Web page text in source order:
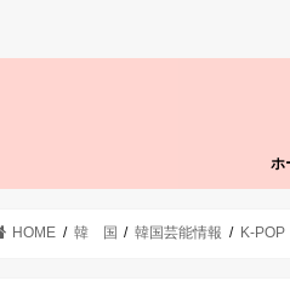
ホ
HOME 韓 国 韓国芸能情報 K-POP